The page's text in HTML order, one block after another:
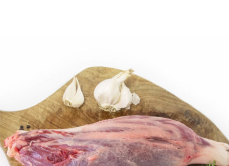
DETTAGLI